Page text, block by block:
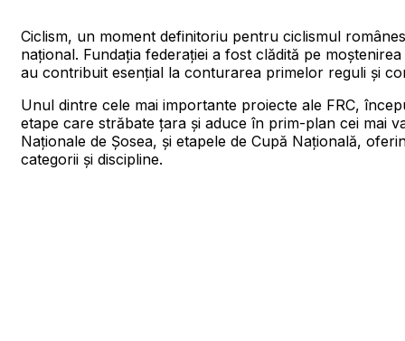
Ciclism, un moment definitoriu pentru ciclismul
național. Fundația federației a fost clădită pe
au contribuit esențial la conturarea primelor reguli și
Unul dintre cele mai importante proiecte ale FRC,
etape care străbate țara și aduce în prim-plan cei mai
Naționale de Șosea, și etapele de Cupă Națională,
categorii și discipline.